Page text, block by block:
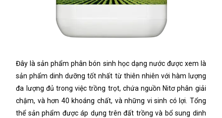
Đây là sản phẩm phân bón sinh học dạng nước được xem là
sản phẩm dinh dưỡng tốt nhất từ thiên nhiên với hàm lượng
đa lượng đủ trong việc trồng trọt, chứa nguồn Nitơ phân giải
chậm, và hơn 40 khoáng chất, và những vi sinh có lợi. Tổng
thể sản phẩm được áp dụng trên đất trồng và bổ sung dinh